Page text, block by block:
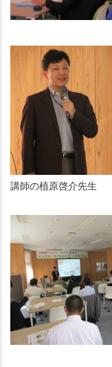
講師の植原啓介先生